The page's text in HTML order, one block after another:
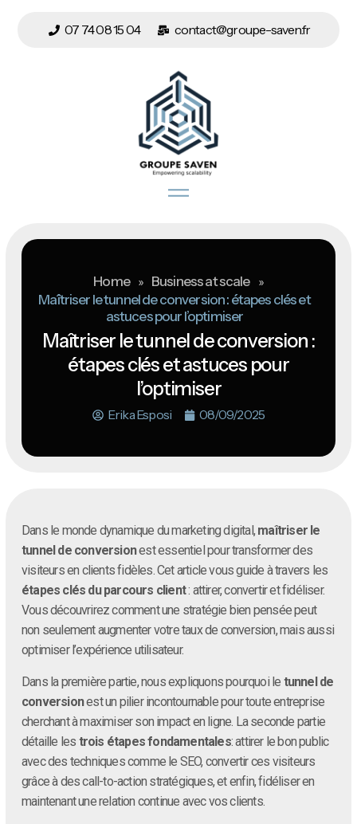
07 74 08 15 04 contact@groupe-saven.fr
Home » Business at scale »
Maîtriser le tunnel de conversion : étapes clés et
astuces pour l’optimiser
Maîtriser le tunnel de conversion :
étapes clés et astuces pour
l’optimiser
Erika Esposi 08/09/2025
Dans le monde dynamique du marketing digital, maîtriser le
tunnel de conversionest essentiel pour transformer des
visiteurs en clients fidèles. Cet article vous guide à travers les
étapes clés du parcours client: attirer, convertir et fidéliser.
Vous découvrirez comment une stratégie bien pensée peut
non seulement augmenter votre taux de conversion, mais aussi
optimiser l’expérience utilisateur.
Dans la première partie, nous expliquons pourquoi le tunnel de
conversionest un pilier incontournable pour toute entreprise
cherchant à maximiser son impact en ligne. La seconde partie
détaille les trois étapes fondamentales: attirer le bon public
avec des techniques comme le SEO, convertir ces visiteurs
grâce à des call-to-action stratégiques, et enfin, fidéliser en
maintenant une relation continue avec vos clients.